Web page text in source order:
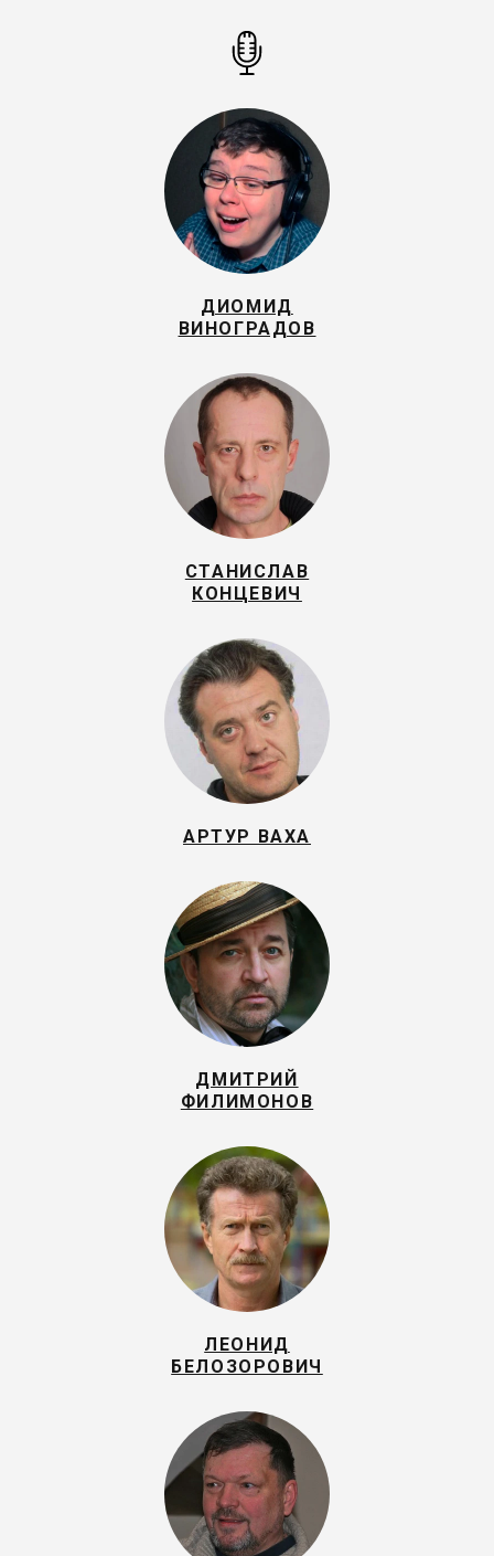
ДИОМИД
ВИНОГРАДОВ
СТАНИСЛАВ
КОНЦЕВИЧ
АРТУР ВАХА
ДМИТРИЙ
ФИЛИМОНОВ
ЛЕОНИД
БЕЛОЗОРОВИЧ